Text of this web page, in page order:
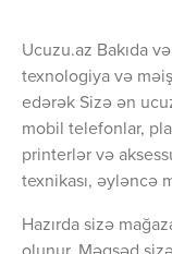
Ucuzu.az Bakıda
texnologiya və
edərək Sizə ən
mobil telefonlar,
printerlər və
texnikası, əyləncə
Hazırda sizə